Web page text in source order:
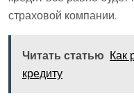
страховой компании.
Читать статью Как
кредиту